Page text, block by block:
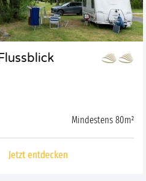
Mindestens 80m²
Jetzt entdecken